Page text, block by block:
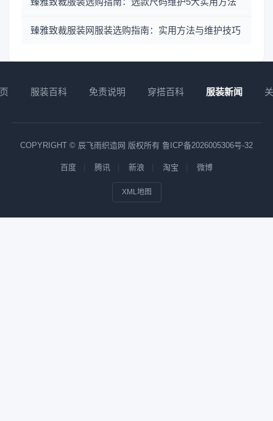
臻雅致裁服装网服装选购指南：实用方法与维护技巧
服装百科 免责说明 穿搭百科 服装新闻
COPYRIGHT © 辰飞雨织造网 版权所有 鲁ICP备2026005306号-32
百度 腾讯 新浪 淘宝 微博
XML地图